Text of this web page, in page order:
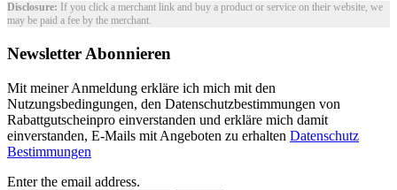
Disclosure: If you click a merchant link and buy a product or service on their website, we
may be paid a fee by the merchant.
Newsletter Abonnieren
Mit meiner Anmeldung erkläre ich mich mit den
Nutzungsbedingungen, den Datenschutzbestimmungen von
Rabattgutscheinpro einverstanden und erkläre mich damit
einverstanden, E-Mails mit Angeboten zu erhalten Datenschutz
Bestimmungen
Enter the email address.